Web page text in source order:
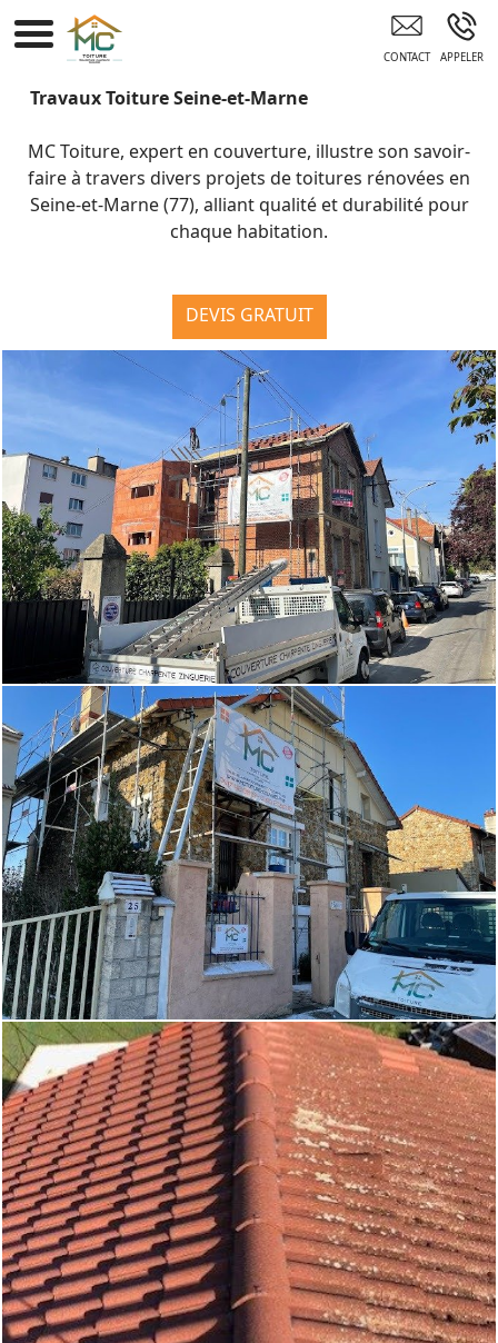
Travaux Toiture Seine-et-Marne
MC Toiture, expert en couverture, illustre son savoir-
faire à travers divers projets de toitures rénovées en
Seine-et-Marne (77), alliant qualité et durabilité pour
chaque habitation.
DEVIS GRATUIT